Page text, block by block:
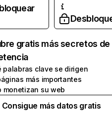
gratis más secretos de
palabras clave se dirigen
más importantes
monetizan su web
Consigue más datos gratis